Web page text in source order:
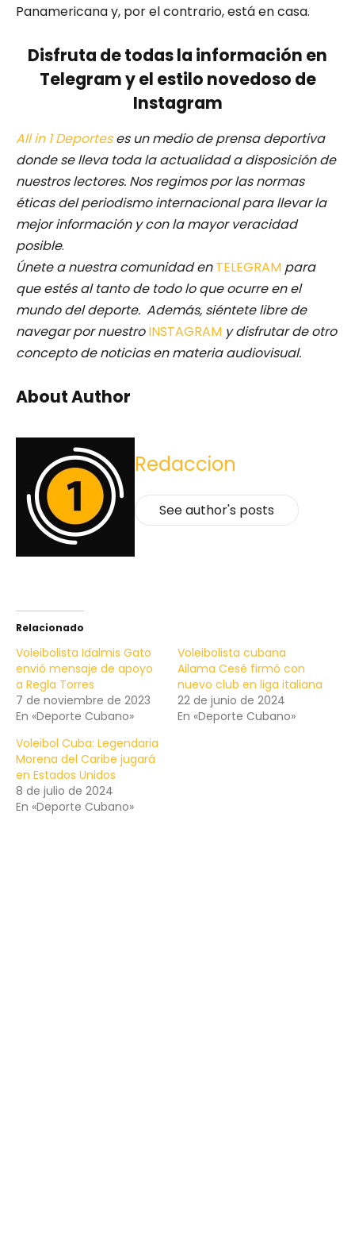
Panamericana y, por el contrario, está en casa.
Disfruta de todas la información en
Telegram y el estilo novedoso de
Instagram
All in 1 Deporteses un medio de prensa deportiva
donde se lleva toda la actualidad a disposición de
nuestros lectores. Nos regimos por las normas
éticas del periodismo internacional para llevar la
mejor información y con la mayor veracidad
posible.
Únete a nuestra comunidad enTELEGRAM para
que estés al tanto de todo lo que ocurre en el
mundo del deporte. Además, siéntete libre de
navegar por nuestro INSTAGRAM y disfrutar de otro
concepto de noticias en materia audiovisual.
About Author
Redaccion
See author's posts
Relacionado
Voleibolista Idalmis Gato
envió mensaje de apoyo
a Regla Torres
7 de noviembre de 2023
En «Deporte Cubano»
Voleibolista cubana
Ailama Cesé firmó con
nuevo club en liga italiana
22 de junio de 2024
En «Deporte Cubano»
Voleibol Cuba: Legendaria
Morena del Caribe jugará
en Estados Unidos
8 de julio de 2024
En «Deporte Cubano»